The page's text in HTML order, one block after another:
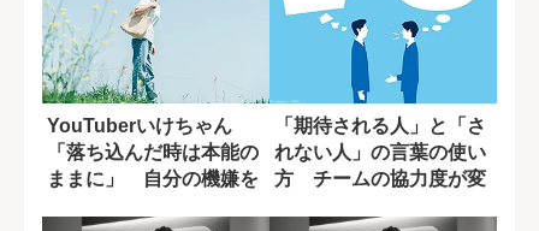
YouTuberいけちゃん
「落ち込んだ時は本能の
ままに」 自分の機嫌を
「期待される人」と「さ
れない人」の言葉の使い
方 チームの協力度が変